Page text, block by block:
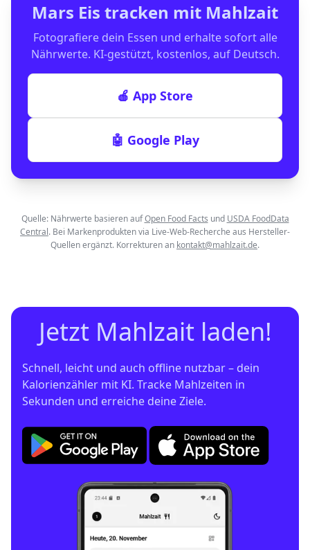
Mars Eis tracken mit Mahlzait
Fotografiere dein Essen und erhalte sofort alle
Nährwerte. KI-gestützt, kostenlos, auf Deutsch.
🍎 App Store
🤖 Google Play
Quelle: Nährwerte basieren auf Open Food Facts und USDA FoodData
Central. Bei Markenprodukten via Live-Web-Recherche aus Hersteller-
Quellen ergänzt. Korrekturen an kontakt@mahlzait.de.
Jetzt Mahlzait laden!
Schnell, leicht und auch offline nutzbar – dein
Kalorienzähler mit KI. Tracke Mahlzeiten in
Sekunden und erreiche deine Ziele.